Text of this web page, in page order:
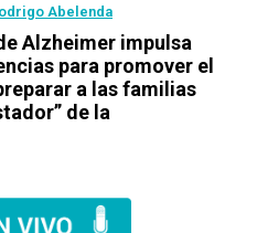
Abelenda
Alzheimer impulsa
para promover el
a las familias
de la